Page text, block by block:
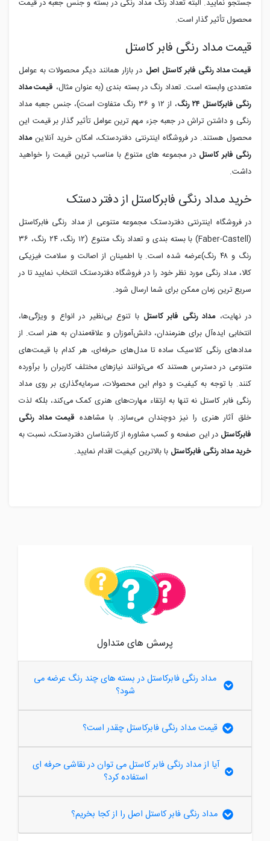
جستجو نمایید. البته تعداد رنگ مداد رنگی در بسته و جنس جعبه در قیمت
محصول تأثیر گذار است.
قیمت مداد رنگی فابر کاستل
قیمت مداد رنگی فابر کاستل اصل در بازار همانند دیگر محصولات به عوامل
متعددی وابسته است. تعداد رنگ در بسته بندی (به عنوان مثال، قیمت مداد
رنگی فابرکاستل ۲۴ رنگ
، از ۱۲ و ۳۶ رنگ متفاوت است)، جنس جعبه مداد
رنگی و داشتن تراش در جعبه جزء مهم ترین عوامل تأثیر گذار بر قیمت این
محصول هستند. در فروشگاه اینترنتی دفتردستک، امکان خرید آنلاینمداد
رنگی فابر کاستل در مجموعه های متنوع با مناسب ترین قیمت را خواهید
داشت.
خرید مداد رنگی فابرکاستل از دفتر دستک
در فروشگاه اینترنتی دفتردستک مجموعه متنوعی از مداد رنگی فابرکاستل
(
Faber-Castell
) با بسته بندی و تعداد رنگ متنوع (۱۲ رنگ، ۲۴ رنگ، ۳۶
رنگ و ۴۸ رنگ)عرضه شده است. با اطمینان از اصالت و سلامت فیزیکی
کالا، مداد رنگی مورد نظر خود را در فروشگاه دفتردستک انتخاب نمایید تا در
سریع ترین زمان ممکن برای شما ارسال شود.
در نهایت،مداد رنگی فابر کاستل با تنوع بی‌نظیر در انواع و ویژگی‌ها،
انتخابی ایده‌آل برای هنرمندان، دانش‌آموزان و علاقه‌مندان به هنر است. از
مدادهای رنگی کلاسیک ساده تا مدل‌های حرفه‌ای، هر کدام با قیمت‌های
متنوعی در دسترس هستند که می‌توانند نیازهای مختلف کاربران را برآورده
کنند. با توجه به کیفیت و دوام این محصولات، سرمایه‌گذاری بر روی مداد
رنگی فابر کاستل نه تنها به ارتقاء مهارت‌های هنری کمک می‌کند، بلکه لذت
خلق آثار هنری را نیز دوچندان می‌سازد. با مشاهده قیمت مداد رنگی
فابرکاستل در این صفحه و کسب مشاوره از کارشناسان دفتردستک، نسبت به
خرید مداد رنگی فابرکاستل با بالاترین کیفیت اقدام نمایید.
پرسش های متداول
مداد رنگی فابرکاستل در بسته های چند رنگ عرضه می
شود؟
قیمت مداد رنگی فابرکاستل چقدر است؟
آیا از مداد رنگی فابر کاستل می توان در نقاشی حرفه ای
استفاده کرد؟
مداد رنگی فابر کاستل اصل را از کجا بخریم؟